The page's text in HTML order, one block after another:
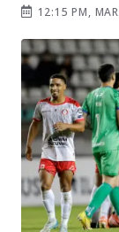
12:15 PM,